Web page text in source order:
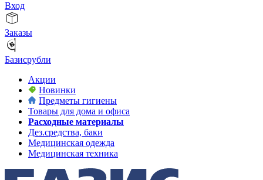
Вход
Заказы
Базисрубли
Акции
Новинки
Предметы гигиены
Товары для дома и офиса
Расходные материалы
Дез.средства, баки
Медицинская одежда
Медицинская техника